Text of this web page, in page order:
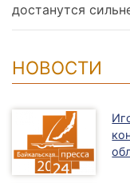
достанутся
НОВОСТИ